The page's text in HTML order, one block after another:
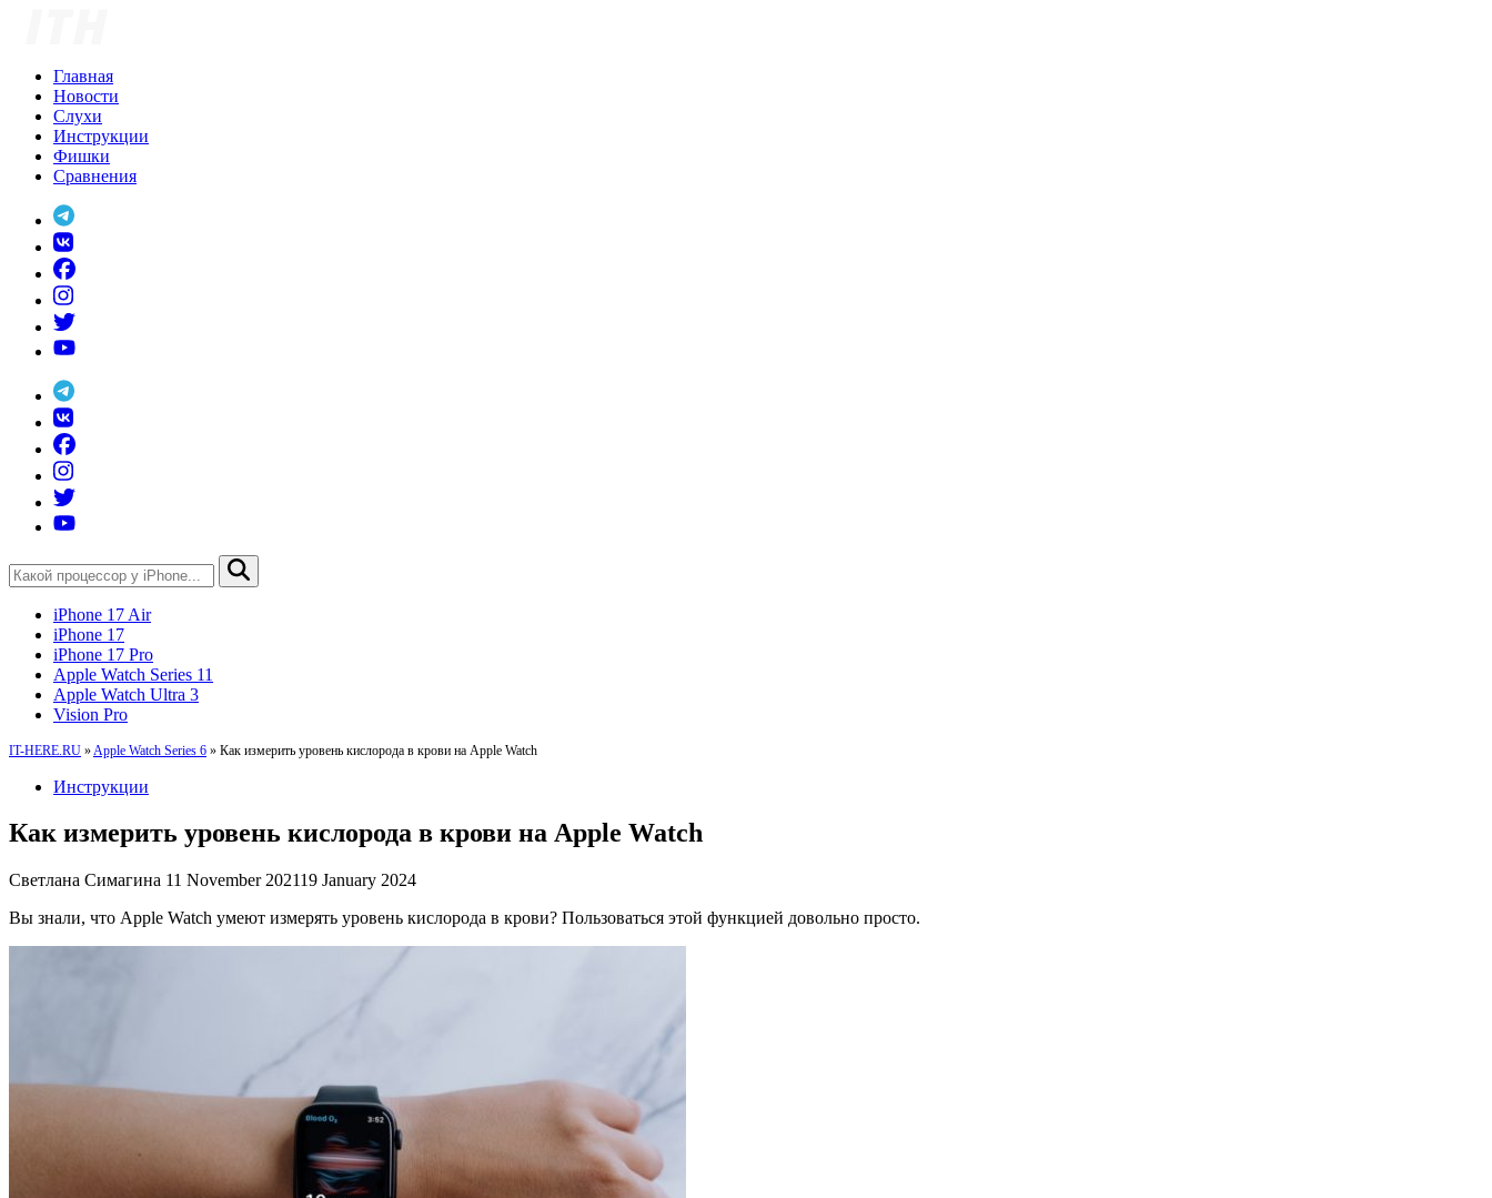
Главная
Новости
Слухи
Инструкции
Фишки
Сравнения
iPhone 17 Air
iPhone 17
iPhone 17 Pro
Apple Watch Series 11
Apple Watch Ultra 3
Vision Pro
IT-HERE.RU » Apple Watch Series 6 » Как измерить уровень кислорода в крови на Apple Watch
Инструкции
Как измерить уровень кислорода в крови на Apple Watch
Светлана Симагина 11 November 202119 January 2024
Вы знали, что Apple Watch умеют измерять уровень кислорода в крови? Пользоваться этой функцией довольно просто.